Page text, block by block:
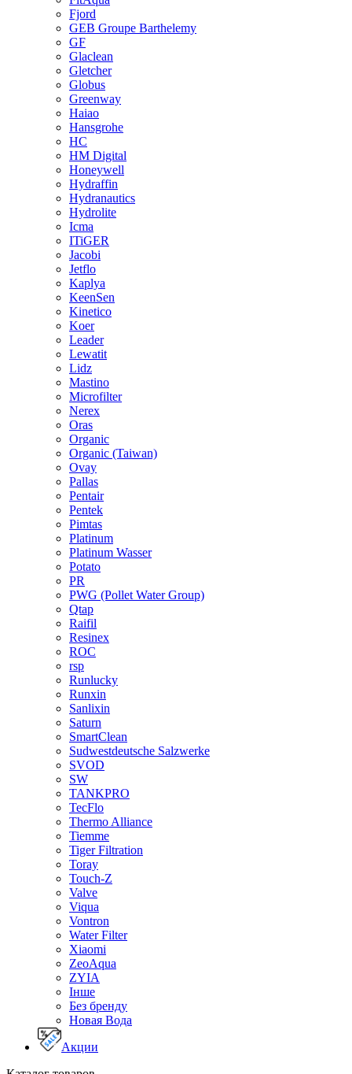
Fjord
GEB Groupe Barthelemy
GF
Glaclean
Gletcher
Globus
Greenway
Haiao
Hansgrohe
HC
HM Digital
Honeywell
Hydraffin
Hydranautics
Hydrolite
Icma
ITiGER
Jacobi
Jetflo
Kaplya
KeenSen
Kinetico
Koer
Leader
Lewatit
Lidz
Mastino
Microfilter
Nerex
Oras
Organic
Organic (Taiwan)
Ovay
Pallas
Pentair
Pentek
Pimtas
Platinum
Platinum Wasser
Potato
PR
PWG (Pollet Water Group)
Qtap
Raifil
Resinex
ROC
rsp
Runlucky
Runxin
Sanlixin
Saturn
SmartClean
Sudwestdeutsche Salzwerke
SVOD
SW
TANKPRO
TecFlo
Thermo Alliance
Tiemme
Tiger Filtration
Toray
Touch-Z
Valve
Viqua
Vontron
Water Filter
Xiaomi
ZeoAqua
ZYIA
Інше
Без бренду
Новая Вода
Акции